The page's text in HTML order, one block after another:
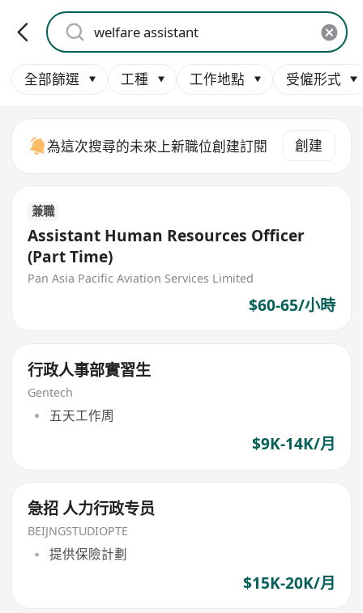
全部篩選 工種 工作地點 受僱形式
為這次搜尋的未來上新職位創建訂閱 創建
兼職
Assistant Human Resources Officer
(Part Time)
Pan Asia Pacific Aviation Services Limited
$60-65/小時
行政人事部實習生
Gentech
五天工作周
$9K-14K/月
急招 人力行政专员
BEIJNGSTUDIOPTE
提供保險計劃
$15K-20K/月